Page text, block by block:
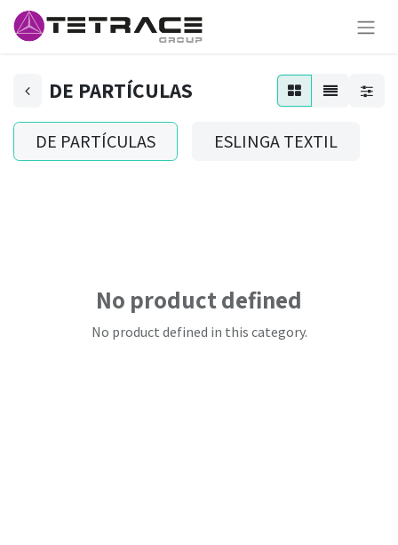
DE PARTÍCULAS
DE PARTÍCULAS ESLINGA TEXTIL
No product defined
No product defined in this category.